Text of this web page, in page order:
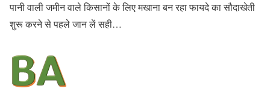
पानी वाली जमीन वाले किसानों के लिए मखाना बन रहा फायदे का सौदाखेती
शुरू करने से पहले जान लें सही…